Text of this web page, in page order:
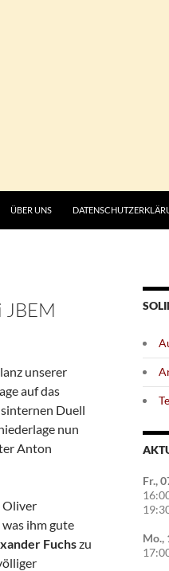
ÜBER UNS
JBEM
unserer
auf das
Duell
nun
Anton
Oliver
ihm gute
Fuchszu
Fr.,
Mo.,